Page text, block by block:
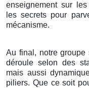
enseignement sur
les secrets pour
mécanisme.
Au final, notre groupe
déroule selon des
mais aussi
piliers. Que ce soit